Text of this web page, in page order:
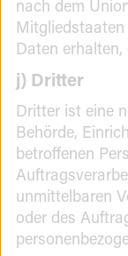
nach dem
Daten
j) Dritter
Dritter ist eine
Behörde,
betroffenen
unmittelbaren
oder des